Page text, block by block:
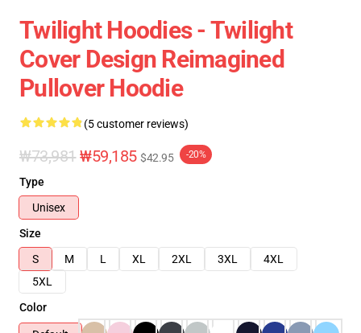
Twilight Hoodies - Twilight
Cover Design Reimagined
Pullover Hoodie
(5 customer reviews)
₩73,981 ₩59,185 $42.95 -20%
Type
Unisex
Size
S
M L XL 2XL 3XL
4XL
5XL
Color